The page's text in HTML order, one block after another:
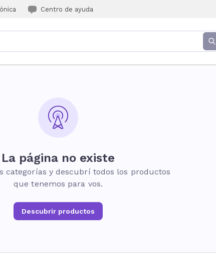
Centro de ayuda
La página no existe
categorías y descubrí todos los productos
que tenemos para vos.
Descubrir productos